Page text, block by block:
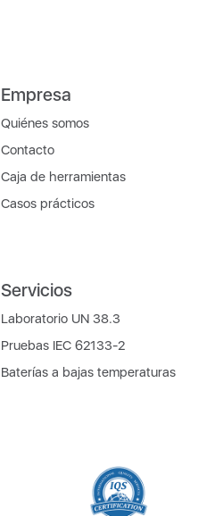
Empresa
Quiénes somos
Contacto
Caja de herramientas
Casos prácticos
Servicios
Laboratorio UN 38.3
Pruebas IEC 62133-2
Baterías a bajas temperaturas